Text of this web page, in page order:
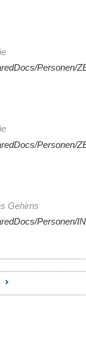
Personen/
Personen/
Gehirns
Personen/